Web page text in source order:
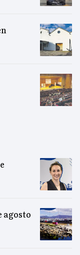
agosto